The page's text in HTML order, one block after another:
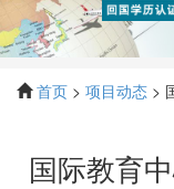
首页 > 项目动态 >
国际教育